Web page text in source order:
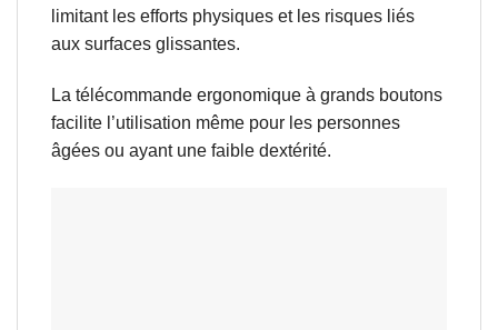
limitant les efforts physiques et les risques liés
aux surfaces glissantes.
La télécommande ergonomique à grands boutons
facilite l’utilisation même pour les personnes
âgées ou ayant une faible dextérité.